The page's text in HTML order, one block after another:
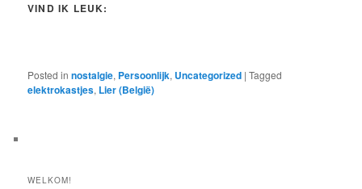
VIND IK LEUK:
Posted in nostalgie, Persoonlijk, Uncategorized |Tagged
elektrokastjes, Lier (België)
WELKOM!